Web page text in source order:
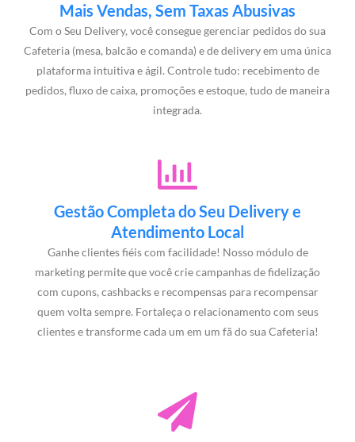
Mais Vendas, Sem Taxas Abusivas
Com o Seu Delivery, você consegue gerenciar pedidos do sua
Cafeteria (mesa, balcão e comanda) e de delivery em uma única
plataforma intuitiva e ágil. Controle tudo: recebimento de
pedidos, fluxo de caixa, promoções e estoque, tudo de maneira
integrada.
Gestão Completa do Seu Delivery e
Atendimento Local
Ganhe clientes fiéis com facilidade! Nosso módulo de
marketing permite que você crie campanhas de fidelização
com cupons, cashbacks e recompensas para recompensar
quem volta sempre. Fortaleça o relacionamento com seus
clientes e transforme cada um em um fã do sua Cafeteria!